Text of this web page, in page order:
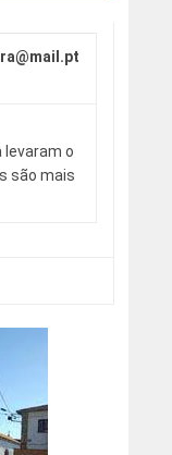
levaram o
são mais